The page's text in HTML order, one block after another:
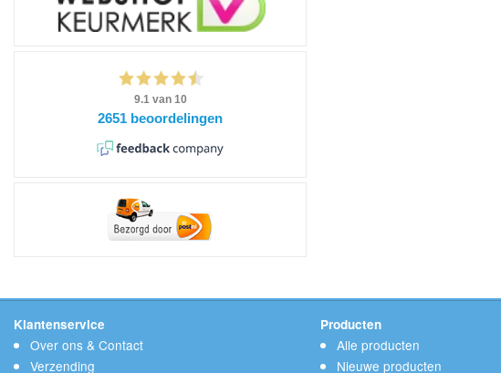
Klantenservice
Over ons & Contact
Verzending
Producten
Alle producten
Nieuwe producten